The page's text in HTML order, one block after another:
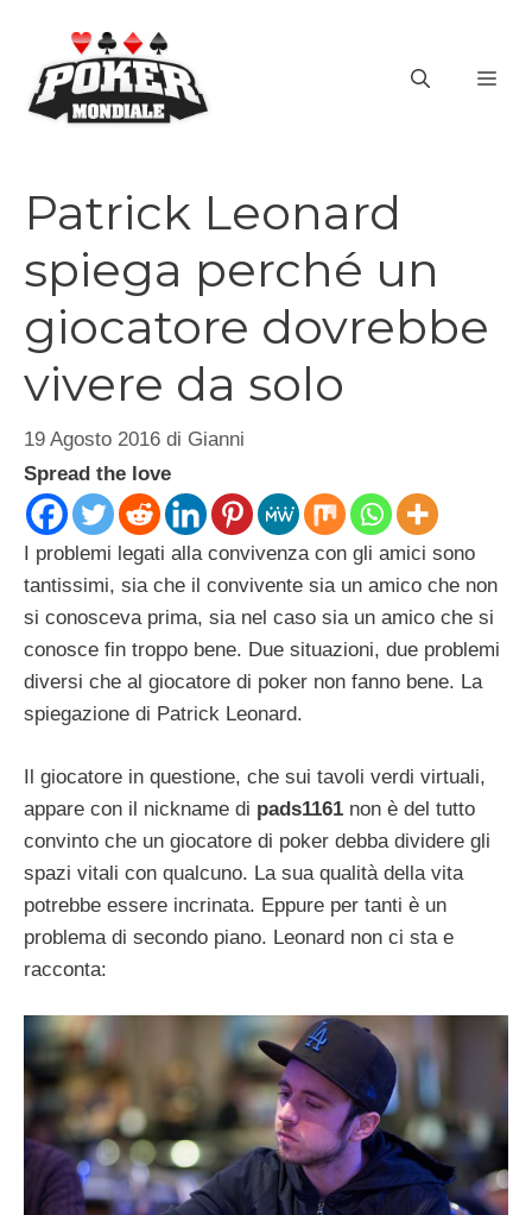
contenuto
Patrick Leonard
spiega perché un
giocatore dovrebbe
vivere da solo
19 Agosto 2016 di Gianni
Spread the love
I problemi legati alla convivenza con gli amici sono
tantissimi, sia che il convivente sia un amico che non
si conosceva prima, sia nel caso sia un amico che si
conosce fin troppo bene. Due situazioni, due problemi
diversi che al giocatore di poker non fanno bene. La
spiegazione di Patrick Leonard.
Il giocatore in questione, che sui tavoli verdi virtuali,
appare con il nickname di pads1161 non è del tutto
convinto che un giocatore di poker debba dividere gli
spazi vitali con qualcuno. La sua qualità della vita
potrebbe essere incrinata. Eppure per tanti è un
problema di secondo piano. Leonard non ci sta e
racconta: